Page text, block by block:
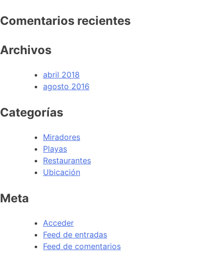
Comentarios recientes
Archivos
abril 2018
agosto 2016
Categorías
Miradores
Playas
Restaurantes
Ubicación
Meta
Acceder
Feed de entradas
Feed de comentarios